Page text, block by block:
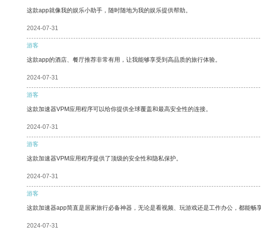
这款app就像我的娱乐小助手，随时随地为我的娱乐提供帮助。
2024-07-31
游客
这款app的酒店、餐厅推荐非常有用，让我能够享受到高品质的旅行体验。
2024-07-31
游客
这款加速器VPM应用程序可以给你提供全球覆盖和最高安全性的连接。
2024-07-31
游客
这款加速器VPM应用程序提供了顶级的安全性和隐私保护。
2024-07-31
游客
这款加速器app简直是居家旅行必备神器，无论是看视频、玩游戏还是工作办公，都能畅
2024-07-31